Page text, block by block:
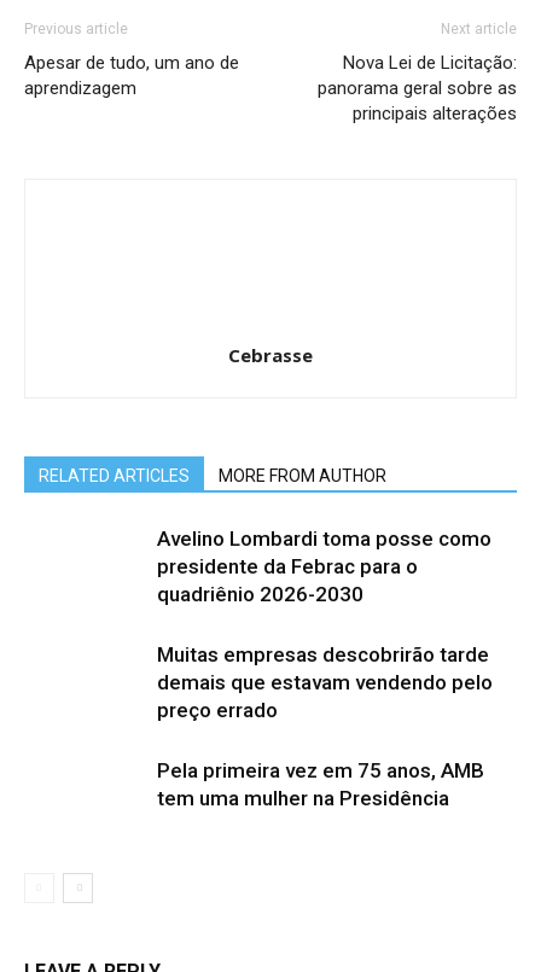
Previous article
Apesar de tudo, um ano de
aprendizagem
Next article
Nova Lei de Licitação:
panorama geral sobre as
principais alterações
Cebrasse
RELATED ARTICLES MORE FROM AUTHOR
Avelino Lombardi toma posse como
presidente da Febrac para o
quadriênio 2026-2030
Muitas empresas descobrirão tarde
demais que estavam vendendo pelo
preço errado
Pela primeira vez em 75 anos, AMB
tem uma mulher na Presidência